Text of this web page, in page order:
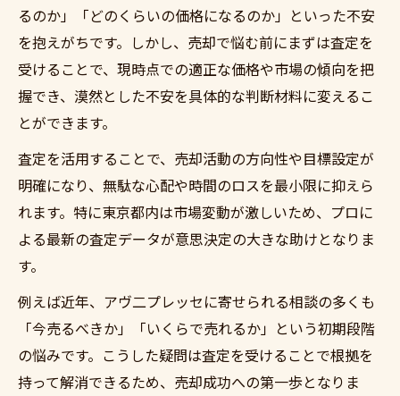
るのか」「どのくらいの価格になるのか」といった不安
を抱えがちです。しかし、売却で悩む前にまずは査定を
受けることで、現時点での適正な価格や市場の傾向を把
握でき、漠然とした不安を具体的な判断材料に変えるこ
とができます。
査定を活用することで、売却活動の方向性や目標設定が
明確になり、無駄な心配や時間のロスを最小限に抑えら
れます。特に東京都内は市場変動が激しいため、プロに
よる最新の査定データが意思決定の大きな助けとなりま
す。
例えば近年、アヴ二プレッセに寄せられる相談の多くも
「今売るべきか」「いくらで売れるか」という初期段階
の悩みです。こうした疑問は査定を受けることで根拠を
持って解消できるため、売却成功への第一歩となりま